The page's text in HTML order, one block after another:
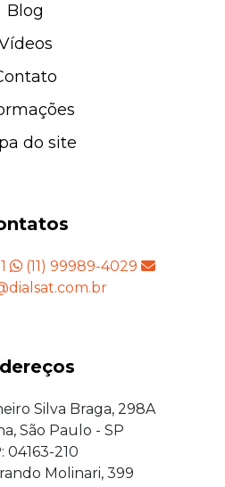
Blog
do site
(11) 99989-4029
Silva Braga, 298A
São Paulo - SP
04163-210
Molinari, 399